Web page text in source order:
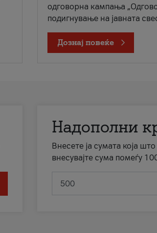
одговорна кампања
подигнување на јавната
Дознај повеќе
Надополни
Внесете ја сумата која
внесувајте сума помеѓу